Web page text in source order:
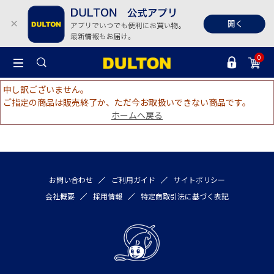
0
申し訳ございません。
ご指定の商品は販売終了か、ただ今お取扱いできない商品です。
ホームへ戻る
お問い合わせ ご利用ガイド
サイトポリシー
会社概要
採用情報 特定商取引法に基づく表記